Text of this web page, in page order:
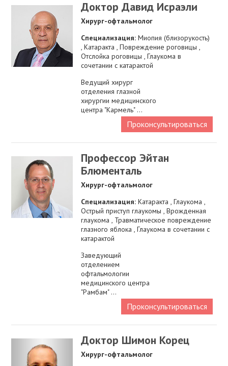
Доктор Давид Исраэли
Хирург-офтальмолог
Специализация:Миопия (близорукость)
, Катаракта , Повреждение роговицы ,
Отслойка роговицы , Глаукома в
сочетании с катарактой
Ведущий хирург
отделения глазной
хирургии медицинского
центра "Кармель" ...
Проконсультироваться
Профессор Эйтан
Блюменталь
Хирург-офтальмолог
Специализация:Катаракта , Глаукома ,
Острый приступ глаукомы , Врожденная
глаукома , Травматическое повреждение
глазного яблока , Глаукома в сочетании с
катарактой
Заведующий
отделением
офтальмологии
медицинского центра
"Рамбам" ...
Проконсультироваться
Доктор Шимон Корец
Хирург-офтальмолог